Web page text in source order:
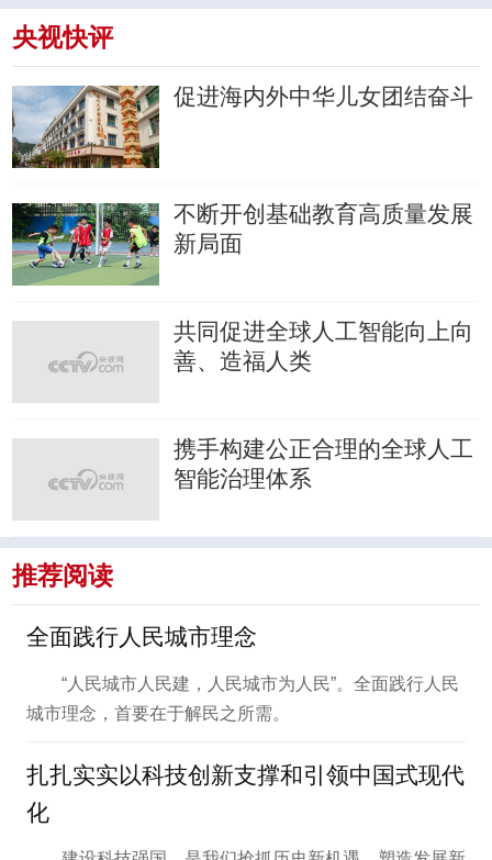
央视快评
促进海内外中华儿女团结奋斗
不断开创基础教育高质量发展
新局面
共同促进全球人工智能向上向
善、造福人类
携手构建公正合理的全球人工
智能治理体系
推荐阅读
全面践行人民城市理念
“人民城市人民建，人民城市为人民”。全面践行人民
城市理念，首要在于解民之所需。
扎扎实实以科技创新支撑和引领中国式现代
化